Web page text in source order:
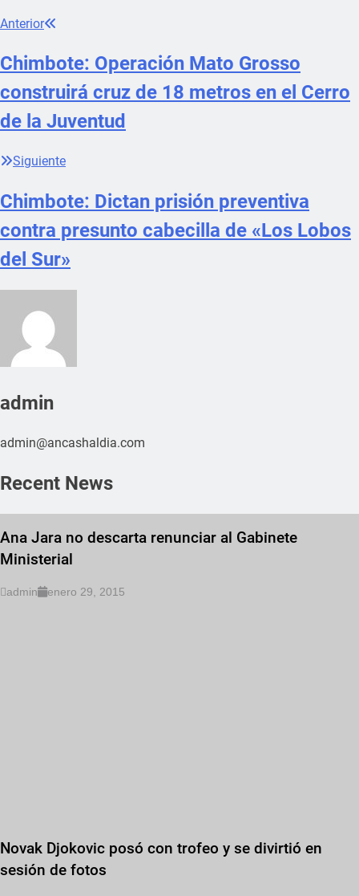
Anterior
Chimbote: Operación Mato Grosso
construirá cruz de 18 metros en el Cerro
de la Juventud
Siguiente
Chimbote: Dictan prisión preventiva
contra presunto cabecilla de «Los Lobos
del Sur»
admin
admin@ancashaldia.com
Recent News
Ana Jara no descarta renunciar al Gabinete
Ministerial
admin enero 29, 2015
Novak Djokovic posó con trofeo y se divirtió en
sesión de fotos